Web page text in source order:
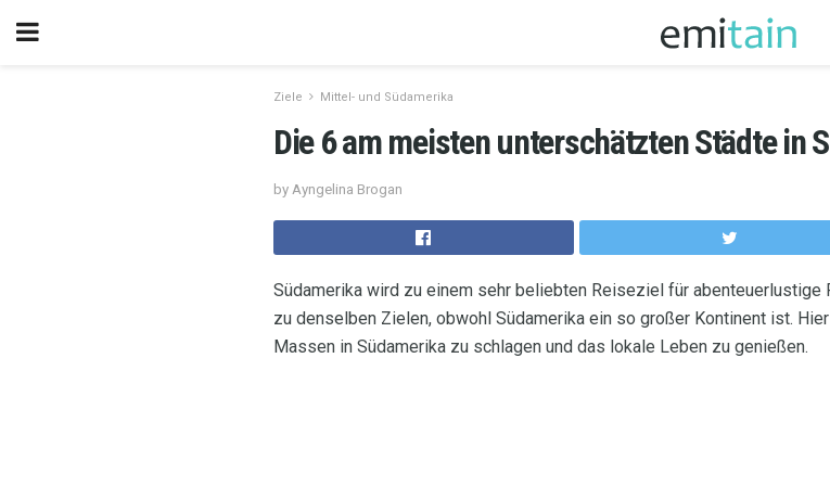
Ziele Mittel- und Südamerika
Die 6 am meisten unterschätzten Städte in
by Ayngelina Brogan
Südamerika wird zu einem sehr beliebten Reiseziel für abenteuerlustige
zu denselben Zielen, obwohl Südamerika ein so großer Kontinent ist.
Massen in Südamerika zu schlagen und das lokale Leben zu genießen.